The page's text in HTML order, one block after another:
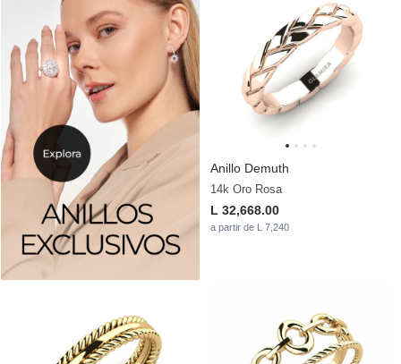
Anillo Demuth
14k Oro Rosa
L 32,668.00
a partir de L 7,240